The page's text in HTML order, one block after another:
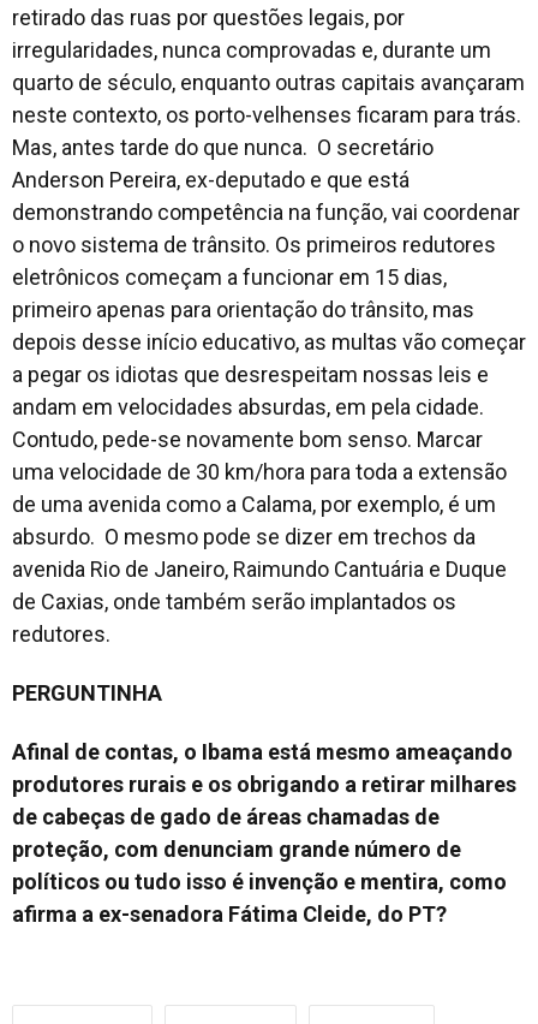
retirado das ruas por questões legais, por
irregularidades, nunca comprovadas e, durante um
quarto de século, enquanto outras capitais avançaram
neste contexto, os porto-velhenses ficaram para trás.
Mas, antes tarde do que nunca. O secretário
Anderson Pereira, ex-deputado e que está
demonstrando competência na função, vai coordenar
o novo sistema de trânsito. Os primeiros redutores
eletrônicos começam a funcionar em 15 dias,
primeiro apenas para orientação do trânsito, mas
depois desse início educativo, as multas vão começar
a pegar os idiotas que desrespeitam nossas leis e
andam em velocidades absurdas, em pela cidade.
Contudo, pede-se novamente bom senso. Marcar
uma velocidade de 30 km/hora para toda a extensão
de uma avenida como a Calama, por exemplo, é um
absurdo. O mesmo pode se dizer em trechos da
avenida Rio de Janeiro, Raimundo Cantuária e Duque
de Caxias, onde também serão implantados os
redutores.
PERGUNTINHA
Afinal de contas, o Ibama está mesmo ameaçando
produtores rurais e os obrigando a retirar milhares
de cabeças de gado de áreas chamadas de
proteção, com denunciam grande número de
políticos ou tudo isso é invenção e mentira, como
afirma a ex-senadora Fátima Cleide, do PT?